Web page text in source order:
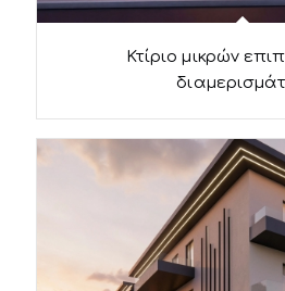
Κτίριο μικρών